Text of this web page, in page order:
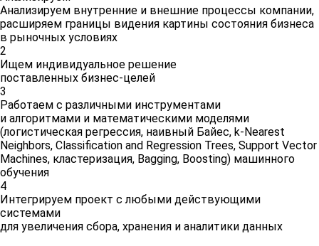
Анализируем внутренние и внешние процессы компании,
расширяем границы видения картины состояния бизнеса
в рыночных условиях
2
Ищем индивидуальное решение
поставленных бизнес-целей
3
Работаем с различными инструментами
и алгоритмами и математическими моделями
(логистическая регрессия, наивный Байес, k-Nearest
Neighbors, Classification and Regression Trees, Support Vector
Machines, кластеризация, Bagging, Boosting) машинного
обучения
4
Интегрируем проект с любыми действующими
системами
для увеличения сбора, хранения и аналитики данных